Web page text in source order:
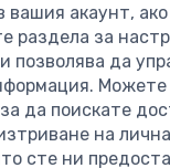
вашия акаунт,
раздела за
позволява да
да поискате
на лична
сте ни